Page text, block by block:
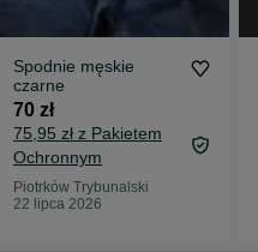
Spodnie męskie
czarne
70 zł
75,95 zł z Pakietem
Ochronnym
Piotrków Trybunalski
22 lipca 2026